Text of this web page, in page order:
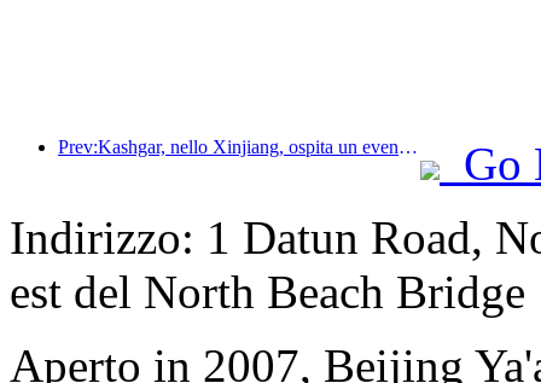
Prev:Kashgar, nello Xinjiang, ospita un evento di promozione turistica per favorire lo scambio interetnico.
Go
Indirizzo: 1 Datun Road,
est del North Beach Bridge
Aperto in 2007, Beijing